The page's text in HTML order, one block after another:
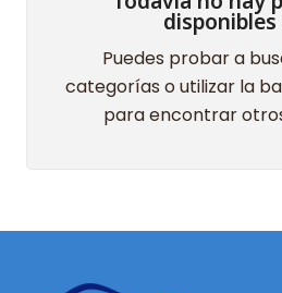
Puedes probar a
categorías o utilizar la
para encontrar